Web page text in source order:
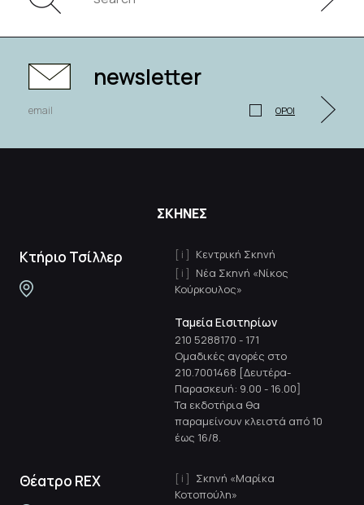
newsletter
ΟΡΟΙ
ΣΚΗΝΕΣ
Κτήριο Τσίλλερ
Κεντρική Σκηνή
Νέα Σκηνή «Νίκος
Κούρκουλος»
Ταμεία Εισιτηρίων
210 5288170 - 171
Ομαδικές αγορές στο
210.7001468 [Δευτέρα-
Παρασκευή: 9.00 - 16.00]
Τα εκδοτήρια θα
παραμείνουν κλειστά από 10
έως 16/8.
Θέατρο REX
Σκηνή «Μαρίκα
Κοτοπούλη»